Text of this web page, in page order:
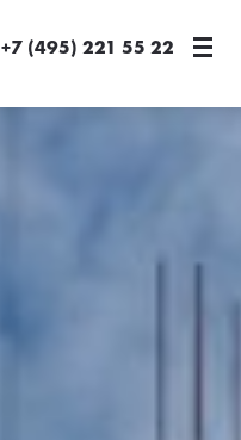
+7 (495) 221 55 22